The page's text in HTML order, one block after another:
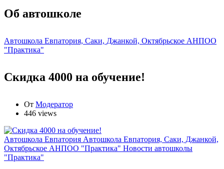
Об автошколе
Автошкола Евпатория, Саки, Джанкой, Октябрьское АНПОО
"Практика"
Скидка 4000 на обучение!
От Модератор
446 views
Автошкола Евпатория Автошкола Евпатория, Саки, Джанкой,
Октябрьское АНПОО "Практика" Новости автошколы
"Практика"